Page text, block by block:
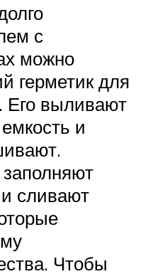
с
можно
герметик для
Его выливают
и
сливают
Чтобы